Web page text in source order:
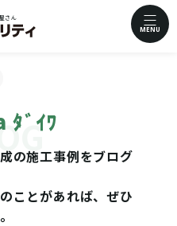
さん
MENU
ﾀﾞｲﾜ
の施工事例をブログ
ことがあれば、ぜひ